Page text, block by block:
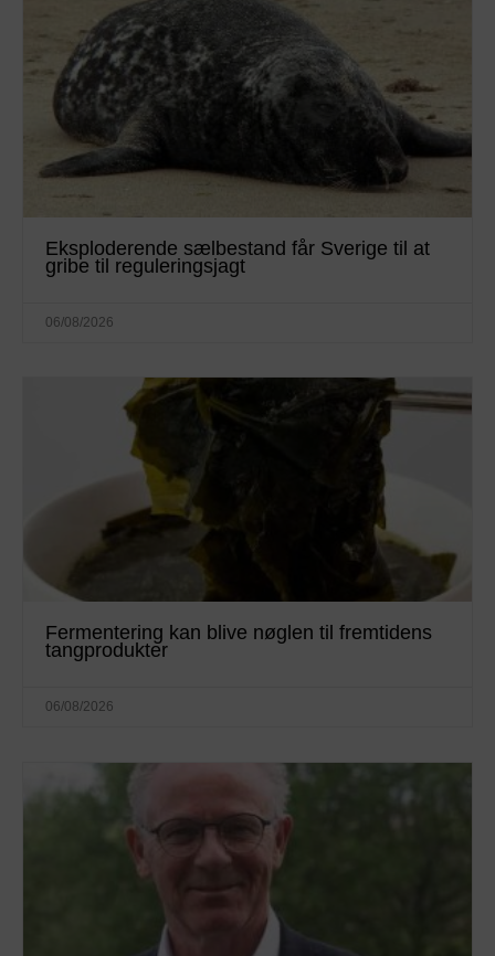
Eksploderende sælbestand får Sverige til at
gribe til reguleringsjagt
06/08/2026
Fermentering kan blive nøglen til fremtidens
tangprodukter
06/08/2026